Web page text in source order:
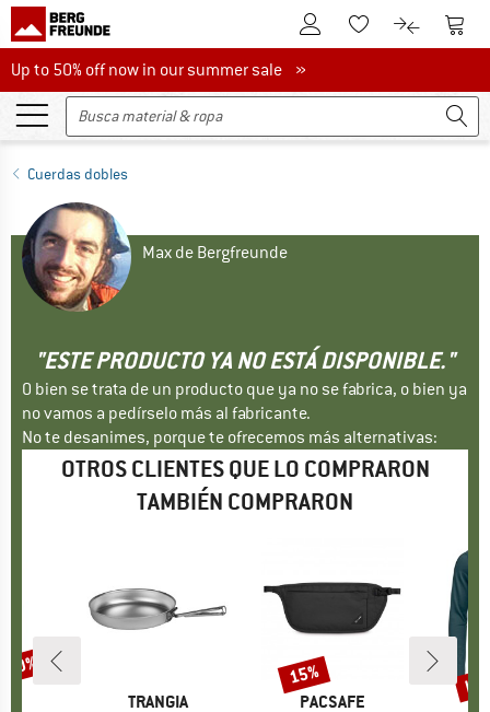
A la cuenta de cliente
A la lista de
A la A la
Up to 50% off now in our summer sale
Up to 50% off now in our summer sale »
Cuerdas dobles
Max de Bergfreunde
"ESTE PRODUCTO YA NO ESTÁ DISPONIBLE."
O bien se trata de un producto que ya no se fabrica, o bien ya
no vamos a pedírselo más al fabricante.
No te desanimes, porque te ofrecemos más alternativas:
OTROS CLIENTES QUE LO COMPRARON
TAMBIÉN COMPRARON
MARCA
TRANGIA MARCA
PACSAFE
Descuento
15%